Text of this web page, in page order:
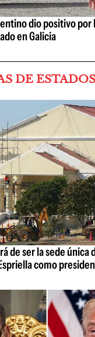
dio positivo por
en Galicia
DE
de ser la sede única
como